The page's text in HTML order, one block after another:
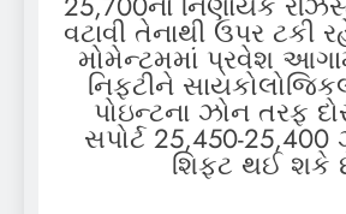
વટાવી તેનાથી ઉપર ટકી
મોમેન્ટમમાં પ્રવેશ
નિફ્ટીને
પોઇન્ટના ઝોન તરફ
સપોર્ટ 25,450-
શિફ્ટ થઈ શકે